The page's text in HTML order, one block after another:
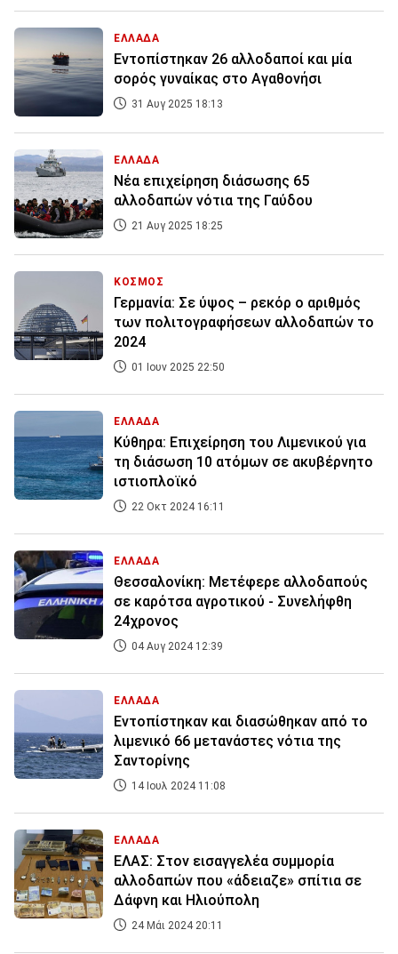
ΕΛΛΑΔΑ
Εντοπίστηκαν 26 αλλοδαποί και μία
σορός γυναίκας στο Αγαθονήσι
31 Αυγ 2025 18:13
ΕΛΛΑΔΑ
Νέα επιχείρηση διάσωσης 65
αλλοδαπών νότια της Γαύδου
21 Αυγ 2025 18:25
ΚΟΣΜΟΣ
Γερμανία: Σε ύψος – ρεκόρ ο αριθμός
των πολιτογραφήσεων αλλοδαπών το
2024
01 Ιουν 2025 22:50
ΕΛΛΑΔΑ
Κύθηρα: Επιχείρηση του Λιμενικού για
τη διάσωση 10 ατόμων σε ακυβέρνητο
ιστιοπλοϊκό
22 Οκτ 2024 16:11
ΕΛΛΑΔΑ
Θεσσαλονίκη: Μετέφερε αλλοδαπούς
σε καρότσα αγροτικού - Συνελήφθη
24χρονος
04 Αυγ 2024 12:39
ΕΛΛΑΔΑ
Εντοπίστηκαν και διασώθηκαν από το
λιμενικό 66 μετανάστες νότια της
Σαντορίνης
14 Ιουλ 2024 11:08
ΕΛΛΑΔΑ
ΕΛΑΣ: Στον εισαγγελέα συμμορία
αλλοδαπών που «άδειαζε» σπίτια σε
Δάφνη και Ηλιούπολη
24 Μάι 2024 20:11